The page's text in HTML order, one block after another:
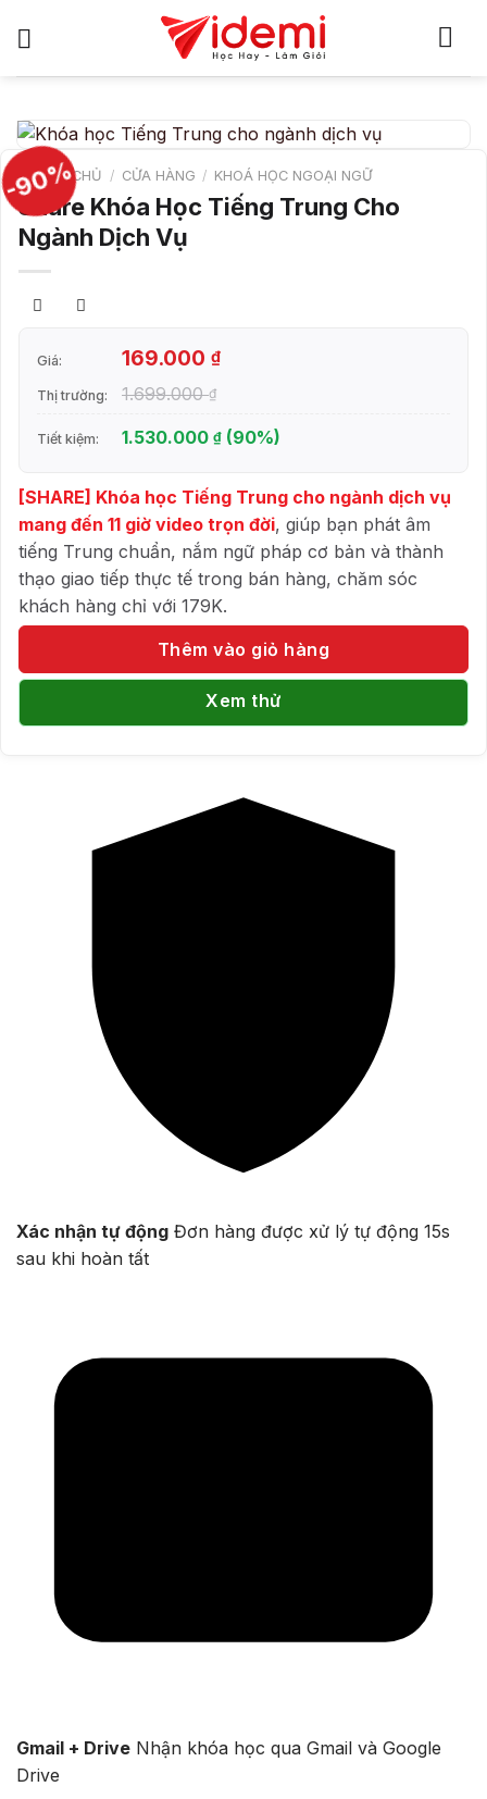
-90%
TRANG CHỦ / CỬA HÀNG / KHOÁ HỌC NGOẠI NGỮ
Share Khóa Học Tiếng Trung Cho
Ngành Dịch Vụ
Giá: 169.000 ₫
Thị trường: 1.699.000₫
Tiết kiệm: 1.530.000 ₫ (90%)
[SHARE] Khóa học Tiếng Trung cho ngành dịch vụ
mang đến 11 giờ video trọn đời, giúp bạn phát âm
tiếng Trung chuẩn, nắm ngữ pháp cơ bản và thành
thạo giao tiếp thực tế trong bán hàng, chăm sóc
khách hàng chỉ với 179K.
Thêm vào giỏ hàng
Xem thử
Xác nhận tự động Đơn hàng được xử lý tự động 15s
sau khi hoàn tất
Gmail + Drive Nhận khóa học qua Gmail và Google
Drive